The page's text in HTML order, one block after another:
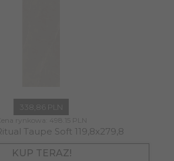
338, 86 PLN
Cena rynkowa: 498.15 PLN
Taupe Soft 119,8x279,8
KUP TERAZ!